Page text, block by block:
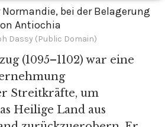
Normandie, bei der Belagerung
Antiochia
Dassy (Public Domain)
(1095–1102) war eine
Streitkräfte, um
Heilige Land aus